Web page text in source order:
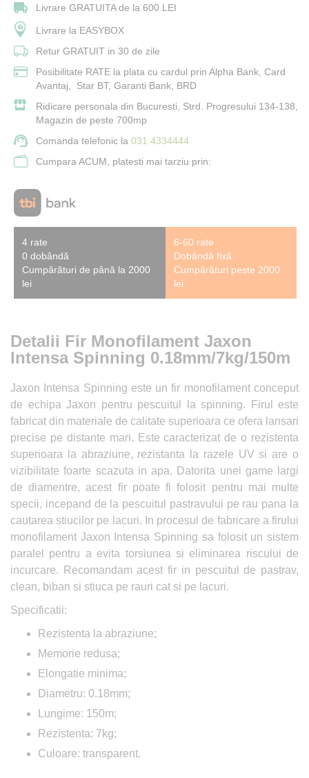
Livrare GRATUITA de la 600 LEI
Livrare la EASYBOX
Retur GRATUIT in 30 de zile
Posibilitate RATE la plata cu cardul prin Alpha Bank, Card
Avantaj, Star BT, Garanti Bank, BRD
Ridicare personala din Bucuresti, Strd. Progresului 134-138,
Magazin de peste 700mp
Comanda telefonic la 031 4334444
Cumpara ACUM, platesti mai tarziu prin:
4 rate
0 dobândă
Cumpărături de până la 2000
lei
6-60 rate
Dobândă fixă
Cumpărături peste 2000
lei
Detalii Fir Monofilament Jaxon
Intensa Spinning 0.18mm/7kg/150m
Jaxon Intensa Spinning este un fir monofilament conceput
de echipa Jaxon pentru pescuitul la spinning. Firul este
fabricat din materiale de calitate superioara ce ofera lansari
precise pe distante mari. Este caracterizat de o rezistenta
superioara la abraziune, rezistanta la razele UV si are o
vizibilitate foarte scazuta in apa. Datorita unei game largi
de diamentre, acest fir poate fi folosit pentru mai multe
specii, incepand de la pescuitul pastravului pe rau pana la
cautarea stiucilor pe lacuri. In procesul de fabricare a firului
monofilament Jaxon Intensa Spinning sa folosit un sistem
paralel pentru a evita torsiunea si eliminarea riscului de
incurcare. Recomandam acest fir in pescuitul de pastrav,
clean, biban si stiuca pe rauri cat si pe lacuri.
Specificatii:
Rezistenta la abraziune;
Memorie redusa;
Elongatie minima;
Diametru: 0.18mm;
Lungime: 150m;
Rezistenta: 7kg;
Culoare: transparent.